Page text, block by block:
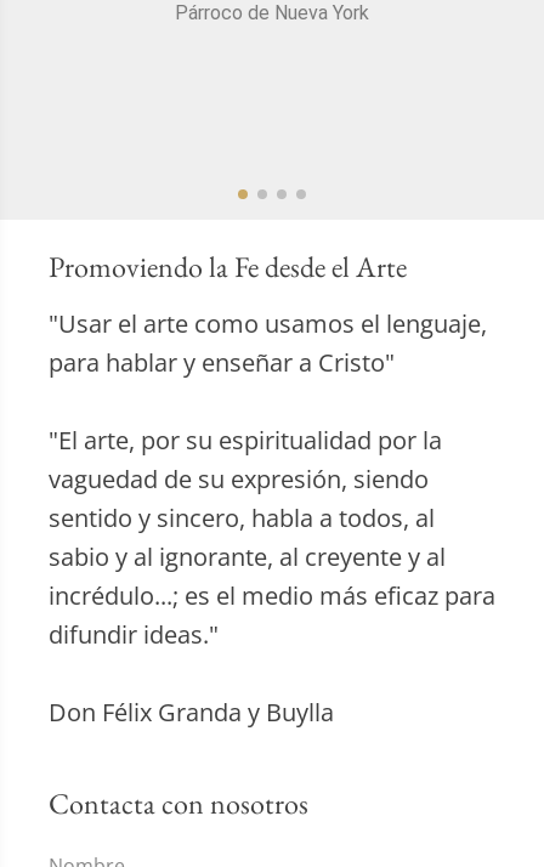
Párroco de Nueva York
Promoviendo la Fe desde el Arte
"Usar el arte como usamos el lenguaje,
para hablar y enseñar a Cristo"
"El arte, por su espiritualidad por la
vaguedad de su expresión, siendo
sentido y sincero, habla a todos, al
sabio y al ignorante, al creyente y al
incrédulo...; es el medio más eficaz para
difundir ideas."
Don Félix Granda y Buylla
Contacta con nosotros